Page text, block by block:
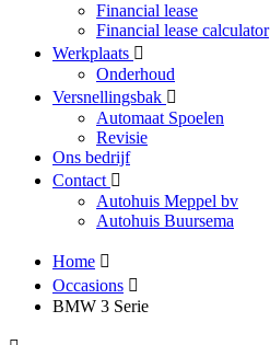
Financial lease
Financial lease calculator
Werkplaats
Onderhoud
Versnellingsbak
Automaat Spoelen
Revisie
Ons bedrijf
Contact
Autohuis Meppel bv
Autohuis Buursema
Home
Occasions
BMW 3 Serie